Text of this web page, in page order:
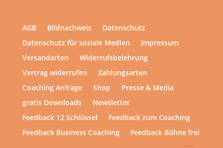
AGB Bildnachweis
Datenschutz
Datenschutz für soziale Medien
Impressum
Versandarten
Widerrufsbelehrung
Vertrag widerrufen
Zahlungsarten
Coaching Anfrage
Shop
Presse & Media
gratis Downloads
Newsletter
Feedback 12 Schlüssel
Feedback zum Coaching
Feedback Business Coaching
Feedback Bühne frei